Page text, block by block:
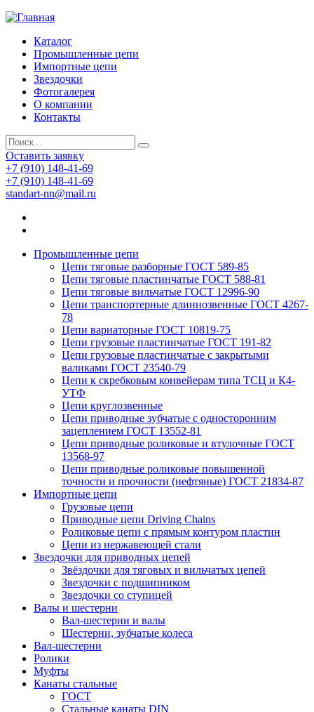
Каталог
Промышленные цепи
Импортные цепи
Звездочки
Фотогалерея
О компании
Контакты
Оставить заявку
+7 (910) 148-41-69
+7 (910) 148-41-69
standart-nn@mail.ru
Промышленные цепи
Цепи тяговые разборные ГОСТ 589-85
Цепи тяговые пластинчатые ГОСТ 588-81
Цепи тяговые вильчатые ГОСТ 12996-90
Цепи транспортерные длиннозвенные ГОСТ 4267-
78
Цепи вариаторные ГОСТ 10819-75
Цепи грузовые пластинчатые ГОСТ 191-82
Цепи грузовые пластинчатые с закрытыми
валиками ГОСТ 23540-79
Цепи к скребковым конвейерам типа ТСЦ и К4-
УТФ
Цепи круглозвенные
Цепи приводные зубчатые с односторонним
зацеплением ГОСТ 13552-81
Цепи приводные роликовые и втулочные ГОСТ
13568-97
Цепи приводные роликовые повышенной
точности и прочности (нефтяные) ГОСТ 21834-87
Импортные цепи
Грузовые цепи
Приводные цепи Driving Chains
Роликовые цепи с прямым контуром пластин
Цепи из нержавеющей стали
Звездочки для приводных цепей
Звёздочки для тяговых и вильчатых цепей
Звездочки с подшипником
Звездочки со ступицей
Валы и шестерни
Вал-шестерни и валы
Шестерни, зубчатые колеса
Вал-шестерни
Ролики
Муфты
Канаты стальные
ГОСТ
Стальные канаты DIN